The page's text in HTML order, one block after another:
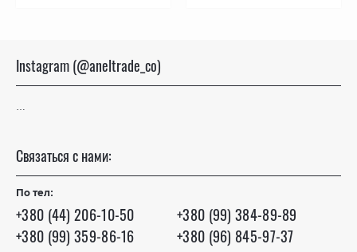
Instagram (@aneltrade_co)
…
Связаться с нами:
По тел:
+380 (44) 206-10-50
+380 (99) 384-89-89
+380 (99) 359-86-16
+380 (96) 845-97-37